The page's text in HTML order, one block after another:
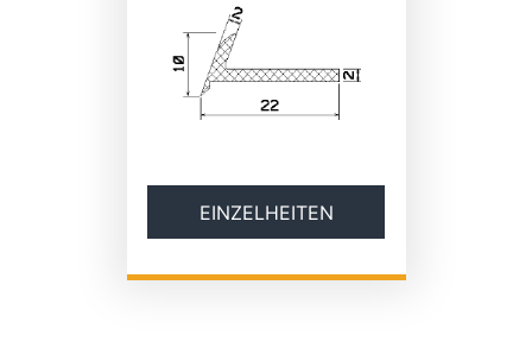
EINZELHEITEN